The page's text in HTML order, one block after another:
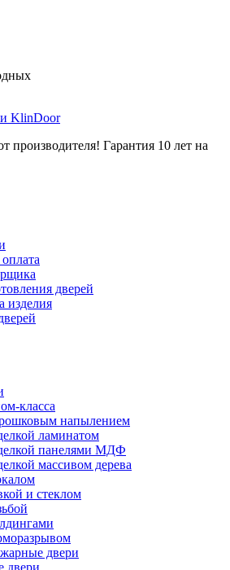
производителя! Гарантия 10 лет на
дверей
изделия
класса
напылением
ламинатом
панелями МДФ
массивом дерева
и стеклом
двери
двери